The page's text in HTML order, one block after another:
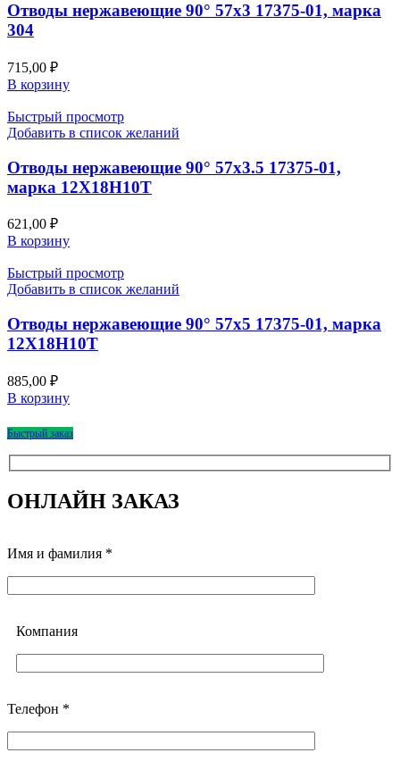
Отводы нержавеющие 90° 57х3 17375-01, марка
304
715,00 ₽
В корзину
Быстрый просмотр
Добавить в список желаний
Отводы нержавеющие 90° 57х3.5 17375-01,
марка 12Х18Н10Т
621,00 ₽
В корзину
Быстрый просмотр
Добавить в список желаний
Отводы нержавеющие 90° 57х5 17375-01, марка
12Х18Н10Т
885,00 ₽
В корзину
Быстрый заказ
ОНЛАЙН ЗАКАЗ
Имя и фамилия *
Компания
Телефон *